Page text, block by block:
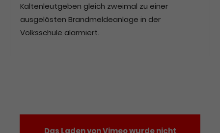
Kaltenleutgeben gleich zweimal zu einer
ausgelösten Brandmeldeanlage in der
Volksschule alarmiert.
Das Laden von Vimeo wurde nicht